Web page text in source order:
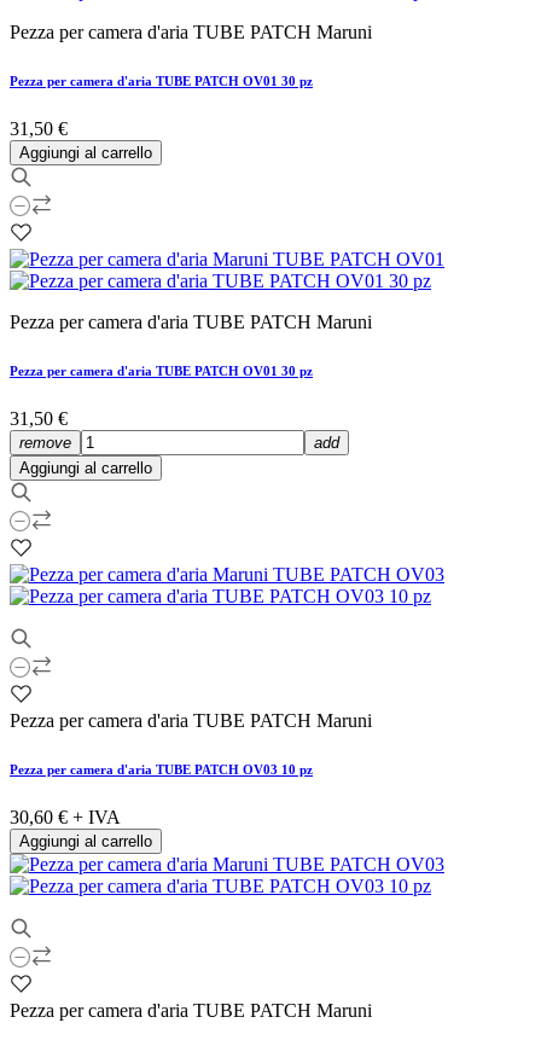
Pezza per camera d'aria TUBE PATCH Maruni
Pezza per camera d'aria TUBE PATCH OV01 30 pz
31,50 €
Aggiungi al carrello
Pezza per camera d'aria TUBE PATCH Maruni
Pezza per camera d'aria TUBE PATCH OV01 30 pz
31,50 €
remove
add
Aggiungi al carrello
Pezza per camera d'aria TUBE PATCH Maruni
Pezza per camera d'aria TUBE PATCH OV03 10 pz
30,60 € + IVA
Aggiungi al carrello
Pezza per camera d'aria TUBE PATCH Maruni